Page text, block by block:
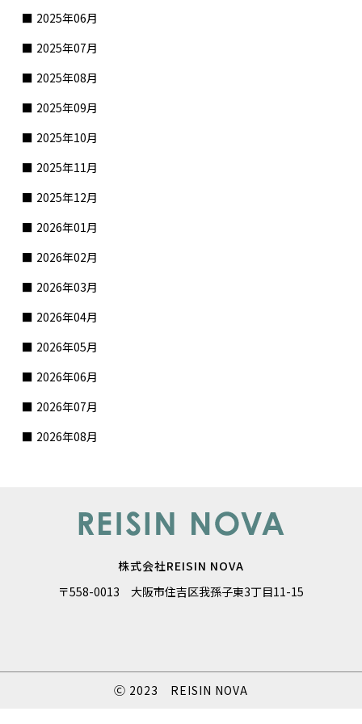
2025年06月
2025年07月
2025年08月
2025年09月
2025年10月
2025年11月
2025年12月
2026年01月
2026年02月
2026年03月
2026年04月
2026年05月
2026年06月
2026年07月
2026年08月
株式会社REISIN NOVA
〒558-0013 大阪市住吉区我孫子東3丁目11-15
Ⓒ 2023 REISIN NOVA